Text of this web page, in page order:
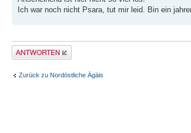
Ich war noch nicht Psara, tut mir leid. Bin ein
Antwort erstellen
Zurück zu Nordöstliche Ägäis